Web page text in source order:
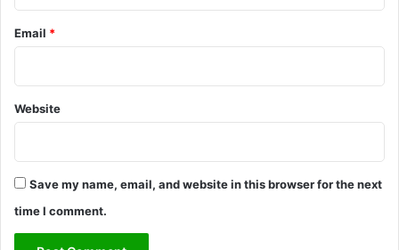
Email *
Website
Save my name, email, and website in this browser for the next
time I comment.